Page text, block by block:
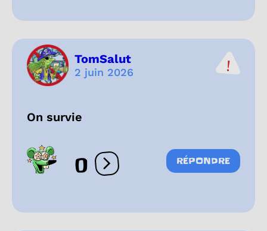
TomSalut
2 juin 2026
On survie
0 Ouvrir les réactions
RÉPONDRE